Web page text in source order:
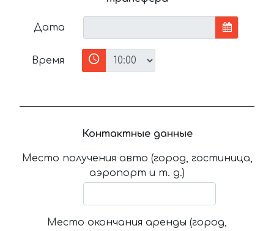
Дата
Время
Контактные данные
Место получения авто (город, гостиница,
аэропорт и т. д.)
Место окончания аренды (город,